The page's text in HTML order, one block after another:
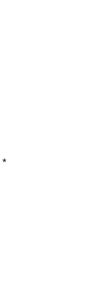
*Erforderlich